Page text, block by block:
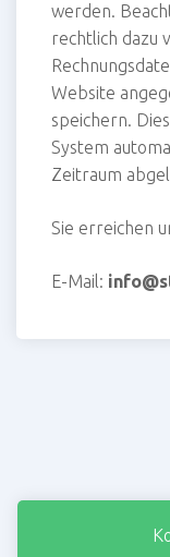
werden.
rechtlich dazu
Website
speichern.
System
Zeitraum
Sie erreichen
E-Mail: